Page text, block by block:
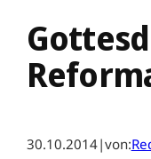
30.10.2014|von: